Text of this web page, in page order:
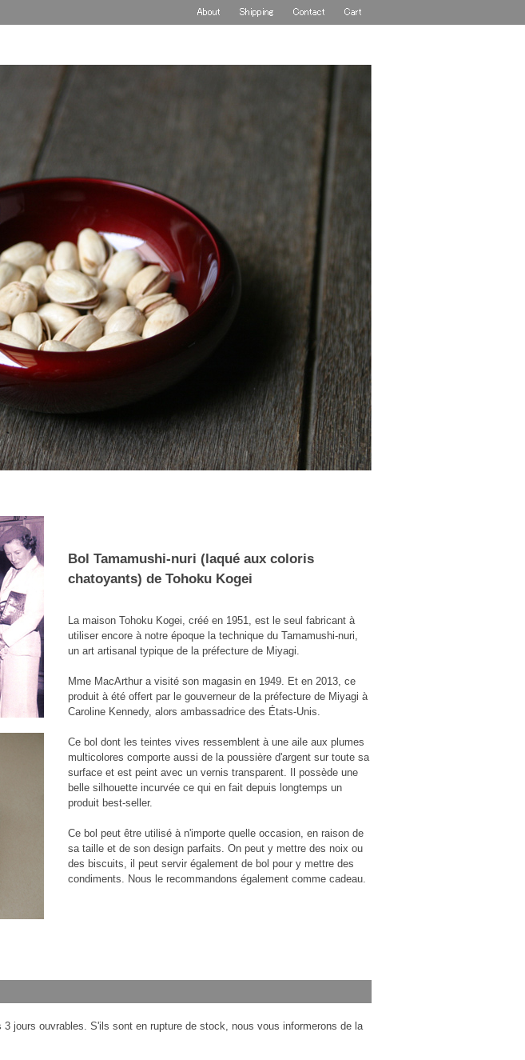
Bol Tamamushi-nuri (laqué aux coloris
chatoyants) de Tohoku Kogei
La maison Tohoku Kogei, créé en 1951, est le seul fabricant à
utiliser encore à notre époque la technique du Tamamushi-nuri,
un art artisanal typique de la préfecture de Miyagi.
Mme MacArthur a visité son magasin en 1949. Et en 2013, ce
produit à été offert par le gouverneur de la préfecture de Miyagi à
Caroline Kennedy, alors ambassadrice des États-Unis.
Ce bol dont les teintes vives ressemblent à une aile aux plumes
multicolores comporte aussi de la poussière d'argent sur toute sa
surface et est peint avec un vernis transparent. Il possède une
belle silhouette incurvée ce qui en fait depuis longtemps un
produit best-seller.
Ce bol peut être utilisé à n'importe quelle occasion, en raison de
sa taille et de son design parfaits. On peut y mettre des noix ou
des biscuits, il peut servir également de bol pour y mettre des
condiments. Nous le recommandons également comme cadeau.
jours ouvrables. S'ils sont en rupture de stock, nous vous informerons de la